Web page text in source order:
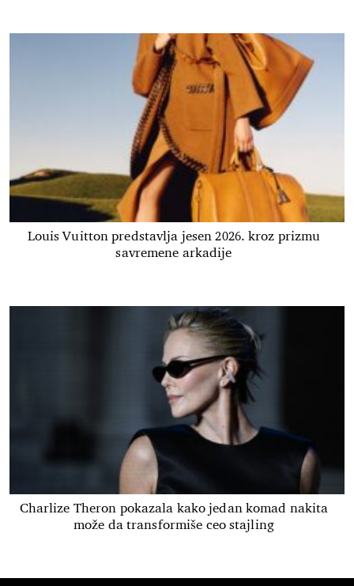
Louis Vuitton predstavlja jesen 2026. kroz prizmu
savremene arkadije
Charlize Theron pokazala kako jedan komad nakita
može da transformiše ceo stajling